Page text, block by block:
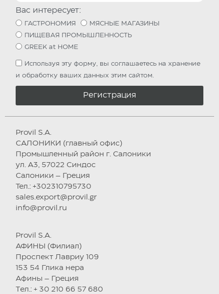
Вас интересует:
ГАСТРОНОМИЯ
МЯСНЫЕ МАГАЗИНЫ
ПИЩЕВАЯ ПРОМЫШЛЕННОСТЬ
GREEK at HOME
Используя эту форму, вы соглашаетесь на хранение
и обработку ваших данных этим сайтом.
Регистрация
Provil S.A.
САЛОНИКИ (главный офис)
Промышленный район г. Салоники
ул. А3, 57022 Синдос
Салоники – Греция
Тел.: +302310795730
sales.export@provil.gr
info@provil.ru
Provil S.A.
АФИНЫ (Филиал)
Проспект Лавриу 109
153 54 Глика нера
Афины – Греция
Tел.: + 30 210 66 57 680